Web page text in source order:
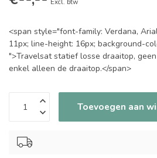
Excl. btw
<span style="font-family: Verdana,
11px; line-height: 16px; background-
">Travelsat statief losse draaitop,
enkel alleen de draaitop.</span>
Toevoegen aan